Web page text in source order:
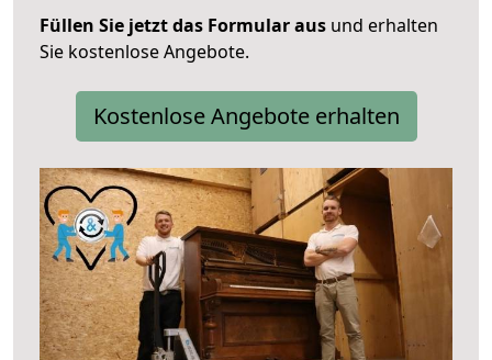
Füllen Sie jetzt das Formular aus und erhalten
Sie kostenlose Angebote.
Kostenlose Angebote erhalten